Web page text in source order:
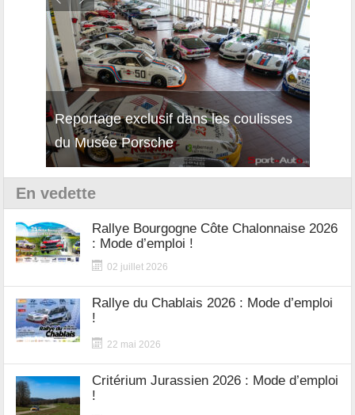
Reportage exclusif dans les coulisses
du Musée Porsche
Découverte de la nouvelle Ferrari
12Cilindri Manuale
En vedette
Rallye Bourgogne Côte Chalonnaise 2026
: Mode d’emploi !
02 juillet 2026
Rallye du Chablais 2026 : Mode d’emploi
!
22 mai 2026
Critérium Jurassien 2026 : Mode d’emploi
!